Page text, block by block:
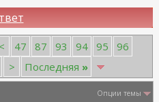
< 47 87 93 94 95
96
> Последняя »
Опции темы